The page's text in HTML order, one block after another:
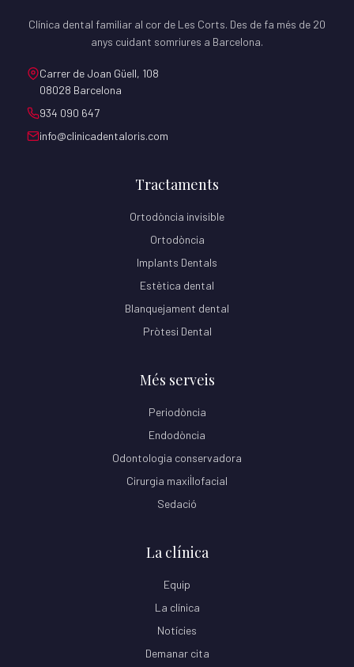
Clínica dental familiar al cor de Les Corts. Des de fa més de 20
anys cuidant somriures a Barcelona.
Carrer de Joan Güell, 108
08028 Barcelona
934 090 647
info@clinicadentaloris.com
Tractaments
Ortodòncia invisible
Ortodòncia
Implants Dentals
Estètica dental
Blanquejament dental
Pròtesi Dental
Més serveis
Periodòncia
Endodòncia
Odontologia conservadora
Cirurgia maxil·lofacial
Sedació
La clínica
Equip
La clínica
Notícies
Demanar cita